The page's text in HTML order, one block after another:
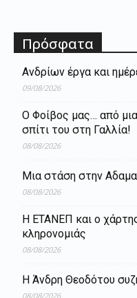
Πρόσφατα
Ανδρίων έργα και
09/08/2026
Ο Φοίβος μας… από
σπίτι του στη Γαλλία!
08/08/2026
Μια στάση στην
08/08/2026
Η ΕΤΑΝΕΠ και ο
κληρονομιάς
08/08/2026
Η Άνδρη Θεοδότου
08/08/2026